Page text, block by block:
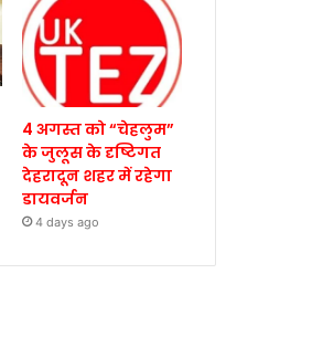
4 अगस्त को “चेहलुम”
के जुलूस के दृष्टिगत
देहरादून शहर में रहेगा
डायवर्जन
4 days ago